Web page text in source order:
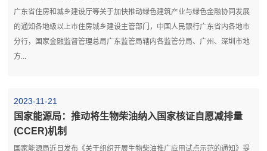
广东省住房和城乡建设厅等关于加快推动绿色建筑产业与绿色金融协同发展
的通知各地级以上市住房城乡建设主管部门，中国人民银行广东省内各地市
分行，国家金融监督管理总局广东监管局辖内各监管分局、广州、深圳市地
方...
2023-11-21
国家能源局：推动将生物柴油纳入国家核证自愿减排量
(CCER)机制
国家能源局近日发布《关于组织开展生物柴油推广应用试点示范的通知》提